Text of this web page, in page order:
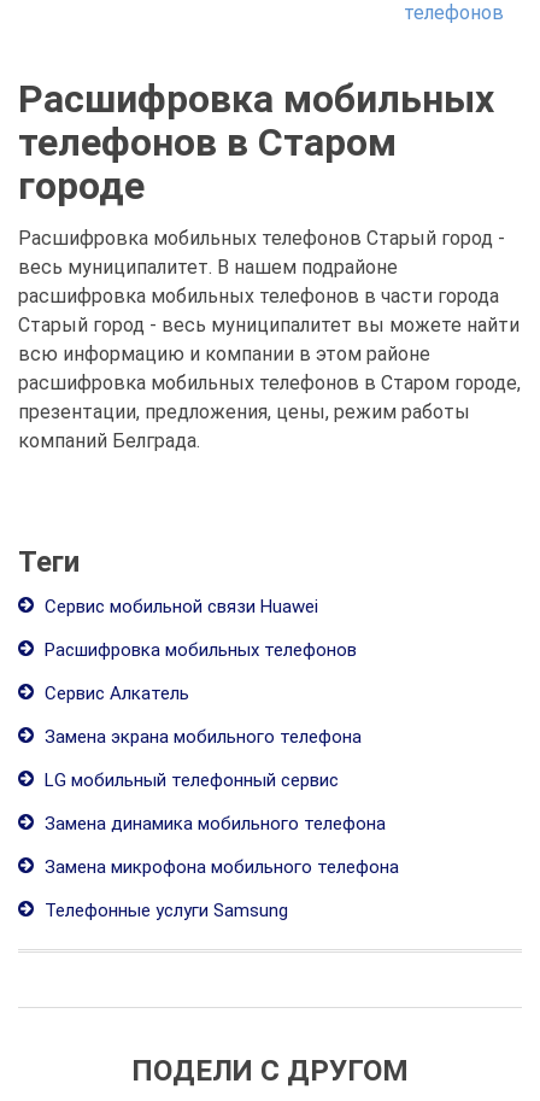
телефонов
Расшифровка мобильных
телефонов в Старом
городе
Расшифровка мобильных телефонов Старый город -
весь муниципалитет. В нашем подрайоне
расшифровка мобильных телефонов в части города
Старый город - весь муниципалитет вы можете найти
всю информацию и компании в этом районе
расшифровка мобильных телефонов в Старом городе,
презентации, предложения, цены, режим работы
компаний Белграда.
Теги
Сервис мобильной связи Huawei
Расшифровка мобильных телефонов
Сервис Алкатель
Замена экрана мобильного телефона
LG мобильный телефонный сервис
Замена динамика мобильного телефона
Замена микрофона мобильного телефона
Телефонные услуги Samsung
ПОДЕЛИ С ДРУГОМ